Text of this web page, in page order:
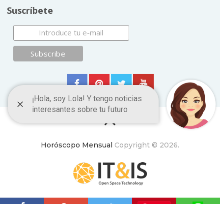
Suscríbete
Horóscopo Mensual Copyright © 2026.